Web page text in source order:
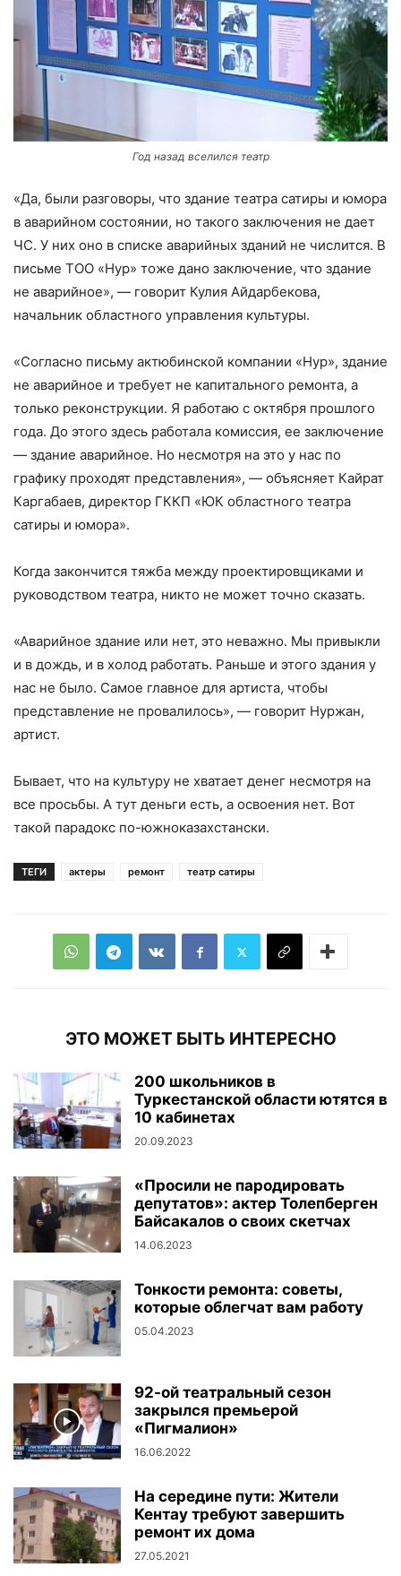
Год назад вселился театр
«Да, были разговоры, что здание театра сатиры и юмора
в аварийном состоянии, но такого заключения не дает
ЧС. У них оно в списке аварийных зданий не числится. В
письме ТОО «Нур» тоже дано заключение, что здание
не аварийное», — говорит Кулия Айдарбекова,
начальник областного управления культуры.
«Согласно письму актюбинской компании «Нур», здание
не аварийное и требует не капитального ремонта, а
только реконструкции. Я работаю с октября прошлого
года. До этого здесь работала комиссия, ее заключение
— здание аварийное. Но несмотря на это у нас по
графику проходят представления», — объясняет Кайрат
Каргабаев, директор ГККП «ЮК областного театра
сатиры и юмора».
Когда закончится тяжба между проектировщиками и
руководством театра, никто не может точно сказать.
«Аварийное здание или нет, это неважно. Мы привыкли
и в дождь, и в холод работать. Раньше и этого здания у
нас не было. Самое главное для артиста, чтобы
представление не провалилось», — говорит Нуржан,
артист.
Бывает, что на культуру не хватает денег несмотря на
все просьбы. А тут деньги есть, а освоения нет. Вот
такой парадокс по-южноказахстански.
ТЕГИ актеры ремонт театр сатиры
ЭТО МОЖЕТ БЫТЬ ИНТЕРЕСНО
200 школьников в
Туркестанской области ютятся в
10 кабинетах
20.09.2023
«Просили не пародировать
депутатов»: актер Толепберген
Байсакалов о своих скетчах
14.06.2023
Тонкости ремонта: советы,
которые облегчат вам работу
05.04.2023
92-ой театральный сезон
закрылся премьерой
«Пигмалион»
16.06.2022
На середине пути: Жители
Кентау требуют завершить
ремонт их дома
27.05.2021